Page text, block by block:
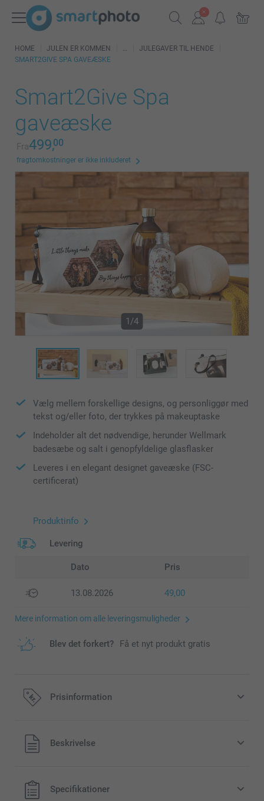
HOME JULEN ER KOMMEN
JULEGAVER TIL HENDE
SMART2GIVE SPA GAVEÆSKE
Smart2Give Spa
gaveæske
Fra499,00
fragtomkostninger er ikke inkluderet
1/4
Vælg mellem forskellige designs, og personliggør med
tekst og/eller foto, der trykkes på makeuptaske
Indeholder alt det nødvendige, herunder Wellmark
badesæbe og salt i genopfyldelige glasflasker
Leveres i en elegant designet gaveæske (FSC-
certificerat)
Produktinfo
Levering
Dato Pris
13.08.2026 49,00
Mere information om alle leveringsmuligheder
Blev det forkert? Få et nyt produkt gratis
Prisinformation
Alle priser inklusive moms og uden
forsendelsesomkostninger
Beskrivelse
Specifikationer